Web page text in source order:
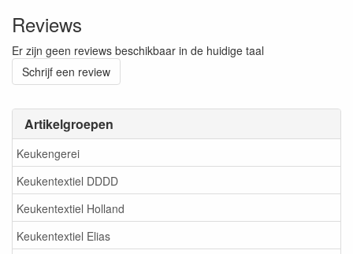
Artikelgroepen
Keukengerei
Keukentextiel DDDD
Keukentextiel Holland
Keukentextiel Elias
Reviews
Er zijn geen reviews beschikbaar in de huidige taal
Schrijf een review